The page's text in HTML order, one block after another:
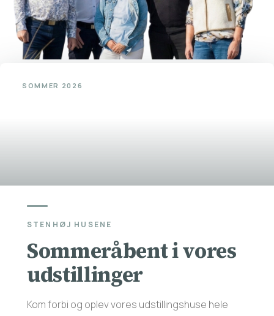
SOMMER 2026
STENHØJ HUSENE
Sommeråbent i vores
udstillinger
Kom forbi og oplev vores udstillingshuse hele